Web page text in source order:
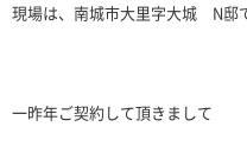
現場は、南城市大里字大城 N邸
一昨年ご契約して頂きまして